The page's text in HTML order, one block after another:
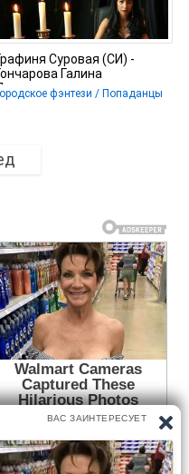
Суровая (СИ) -
Галина
фэнтези / Попаданцы